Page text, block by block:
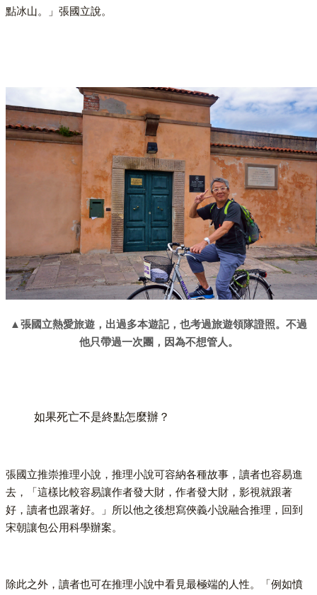
點冰山。」張國立說。
▲張國立熱愛旅遊，出過多本遊記，也考過旅遊領隊證照。不過
他只帶過一次團，因為不想管人。
如果死亡不是終點怎麼辦？
張國立推崇推理小說，推理小說可容納各種故事，讀者也容易進
去，「這樣比較容易讓作者發大財，作者發大財，影視就跟著
好，讀者也跟著好。」所以他之後想寫俠義小說融合推理，回到
宋朝讓包公用科學辦案。
除此之外，讀者也可在推理小說中看見最極端的人性。「例如憤